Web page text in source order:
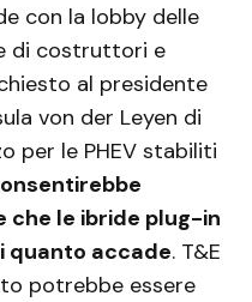
con la lobby delle
di costruttori e
al presidente
von der Leyen di
per le PHEV stabiliti
che le ibride plug-in
quanto accade. T&E
potrebbe essere